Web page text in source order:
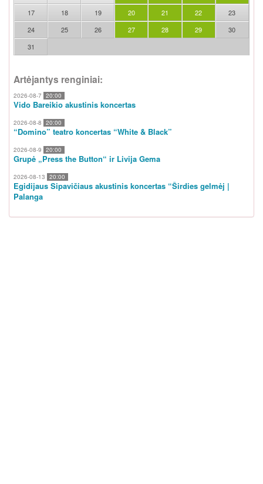
17 18 19 20 21 22
23
24
25 26 27 28 29
30
31
Artėjantys renginiai:
2026-08-7 20:00
Vido Bareikio akustinis koncertas
2026-08-8 20:00
“Domino” teatro koncertas “White & Black”
2026-08-9 20:00
Grupė „Press the Button“ ir Livija Gema
2026-08-13 20:00
Egidijaus Sipavičiaus akustinis koncertas “Širdies gelmėj |
Palanga